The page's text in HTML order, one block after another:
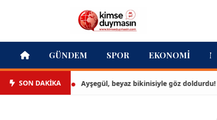
GÜNDEM SPOR EKONOMI
SON DAKİKA Ayşegül, beyaz bikinisiyle göz doldurdu!